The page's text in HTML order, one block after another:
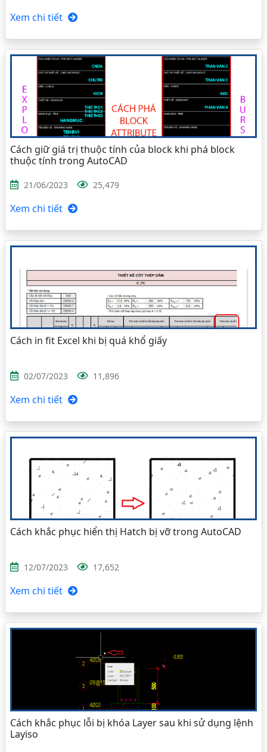
Xem chi tiết
Cách giữ giá trị thuộc tính của block khi phá block
thuộc tính trong AutoCAD
21/06/2023 25,479
Xem chi tiết
Cách in fit Excel khi bị quá khổ giấy
02/07/2023 11,896
Xem chi tiết
Cách khắc phục hiển thị Hatch bị vỡ trong AutoCAD
12/07/2023 17,652
Xem chi tiết
Cách khắc phục lỗi bị khóa Layer sau khi sử dụng lệnh
Layiso